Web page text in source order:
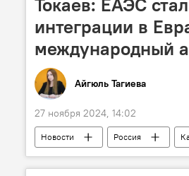
интеграции в
международный
Айгюль Тагиева
27 ноября 2024, 14:02
Новости Россия
Владимир Путин
Москва